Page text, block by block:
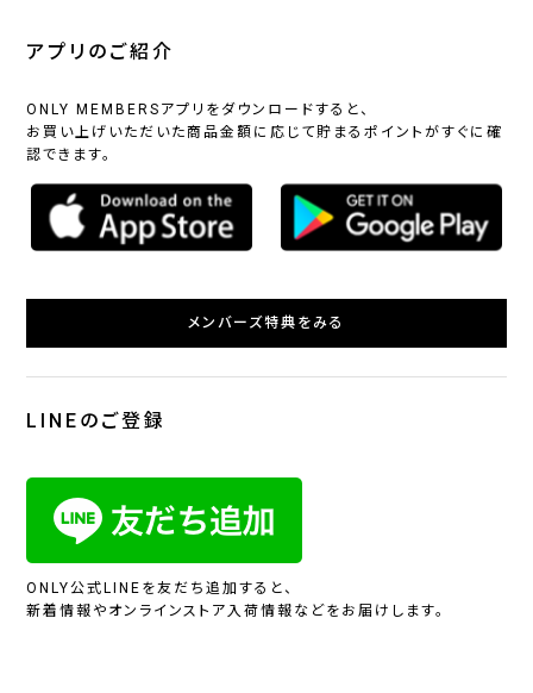
アプリのご紹介
ONLY MEMBERSアプリをダウンロードすると、
お買い上げいただいた商品金額に応じて貯まるポイントがすぐに確
認できます。
メンバーズ特典をみる
LINEのご登録
ONLY公式LINEを友だち追加すると、
新着情報やオンラインストア入荷情報などをお届けします。